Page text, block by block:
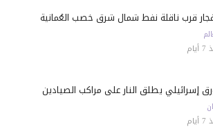
قرب ناقلة نفط شمال شرق خصب العُمانية
إسرائيلي يطلق النار على مراكب الصيادين